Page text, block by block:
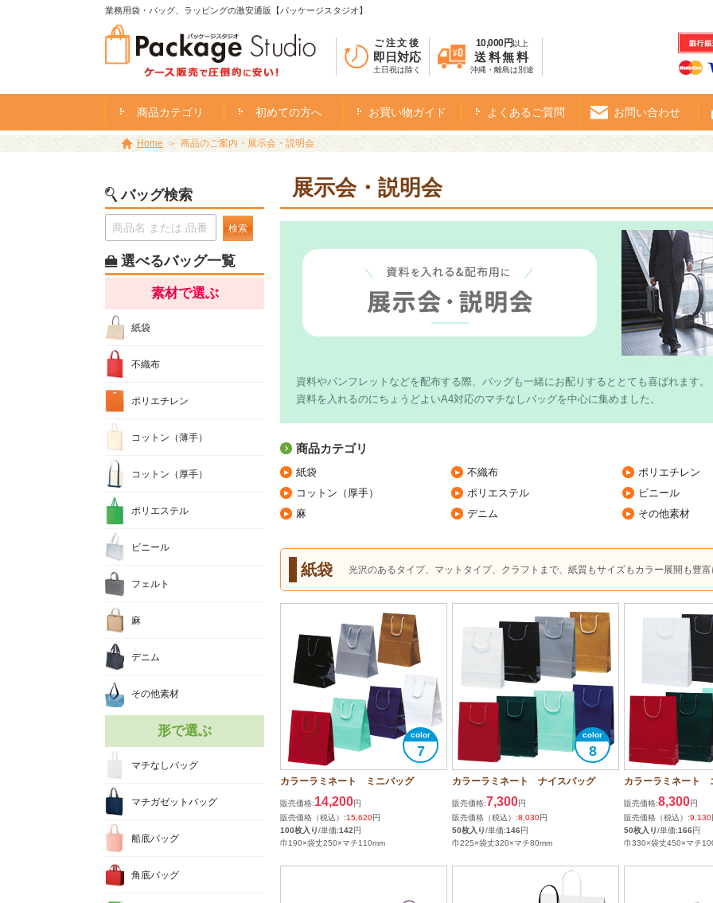
業務用袋・バッグ、ラッピングの激安通販【パッケージスタジオ】
ご注文後
即日対応
土日祝は除く
10,000円 以上
送料無料
沖縄・離島は別途
商品カテゴリ 初めての方へ お買い物ガイド よくあるご質問 お問い合わせ
Home 商品のご案内・展示会・説明会
展示会・説明会
資料やパンフレットなどを配布する際、バッグも一緒にお配りするととても喜ばれます。
資料を入れるのにちょうどよいA4対応のマチなしバッグを中心に集めました。
商品カテゴリ
紙袋 不織布
ポリエチレン
コットン（厚手）
ポリエステル
ビニール
麻
デニム その他素材
紙袋 光沢のあるタイプ、マットタイプ、クラフトまで、紙質もサイズもカラー展開も豊
7
カラーラミネート ミニバッグ
販売価格:14,200円
販売価格（税込）:15,620円
100枚入り/単価:142円
巾190×袋丈250×マチ110mm
8
カラーラミネート ナイスバッグ
販売価格:7,300円
販売価格（税込）:8,030円
50枚入り/単価:146円
巾225×袋丈320×マチ80mm
カラーラミネート
販売価格:8,300円
販売価格（税込）:9,130
50枚入り/単価:166円
巾330×袋丈450×マチ
バッグ検索
検索
選べるバッグ一覧
素材で選ぶ
紙袋
不織布
ポリエチレン
コットン（薄手）
コットン（厚手）
ポリエステル
ビニール
フェルト
麻
デニム
その他素材
形で選ぶ
マチなしバッグ
マチガゼットバッグ
船底バッグ
角底バッグ